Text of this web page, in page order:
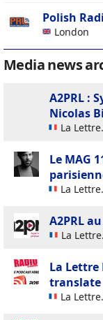
Polish
London
Media news
A2PRL :
Nicolas
La
Le MAG
La
A2PRL
La
La Lettre
translate
La